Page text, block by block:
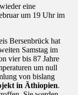
eine
um 19 Uhr im
Bersenbrück hat
Samstag im
vier bis 87 Jahre
um null
von bislang
in Äthiopien.